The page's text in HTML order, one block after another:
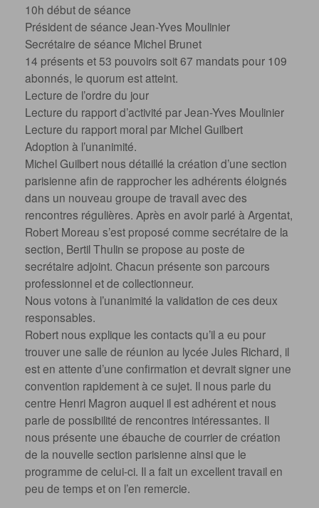
10h début de séance
Président de séance Jean-Yves Moulinier
Secrétaire de séance Michel Brunet
14 présents et 53 pouvoirs soit 67 mandats pour 109
abonnés, le quorum est atteint.
Lecture de l’ordre du jour
Lecture du rapport d’activité par Jean-Yves Moulinier
Lecture du rapport moral par Michel Guilbert
Adoption à l’unanimité.
Michel Guilbert nous détaillé la création d’une section
parisienne afin de rapprocher les adhérents éloignés
dans un nouveau groupe de travail avec des
rencontres régulières. Après en avoir parlé à Argentat,
Robert Moreau s’est proposé comme secrétaire de la
section, Bertil Thulin se propose au poste de
secrétaire adjoint. Chacun présente son parcours
professionnel et de collectionneur.
Nous votons à l’unanimité la validation de ces deux
responsables.
Robert nous explique les contacts qu’il a eu pour
trouver une salle de réunion au lycée Jules Richard, il
est en attente d’une confirmation et devrait signer une
convention rapidement à ce sujet. Il nous parle du
centre Henri Magron auquel il est adhérent et nous
parle de possibilité de rencontres intéressantes. Il
nous présente une ébauche de courrier de création
de la nouvelle section parisienne ainsi que le
programme de celui-ci. Il a fait un excellent travail en
peu de temps et on l’en remercie.